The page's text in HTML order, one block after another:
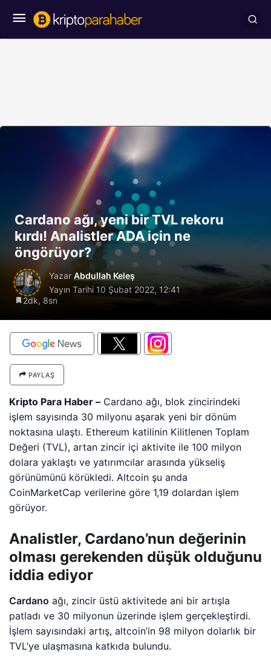
Cardano ağı, yeni bir TVL rekoru
kırdı! Analistler ADA için ne
öngörüyor?
Yazar Abdullah Keleş
Yayın Tarihi 10 Şubat 2022, 12:41
2dk, 8sn
PAYLAŞ
Kripto Para Haber – Cardano ağı, blok zincirindeki
işlem sayısında 30 milyonu aşarak yeni bir dönüm
noktasına ulaştı. Ethereum katilinin Kilitlenen Toplam
Değeri (TVL), artan zincir içi aktivite ile 100 milyon
dolara yaklaştı ve yatırımcılar arasında yükseliş
görünümünü körükledi. Altcoin şu anda
CoinMarketCap verilerine göre 1,19 dolardan işlem
görüyor.
Analistler, Cardano’nun değerinin
olması gerekenden düşük olduğunu
iddia ediyor
Cardano ağı, zincir üstü aktivitede ani bir artışla
patladı ve 30 milyonun üzerinde işlem gerçekleştirdi.
İşlem sayısındaki artış, altcoin’in 98 milyon dolarlık bir
TVL’ye ulaşmasına katkıda bulundu.